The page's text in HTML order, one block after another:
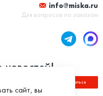
info@miska.ru
Для вопросов по заказам
новостей!
Подписаться
сайт, вы